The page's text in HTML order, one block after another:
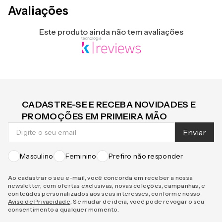
Avaliações
Este produto ainda não tem avaliações
CADASTRE-SE E RECEBA NOVIDADES E
PROMOÇÕES EM PRIMEIRA MÃO
Enviar
Masculino Feminino Prefiro não responder
Ao cadastrar o seu e-mail, você concorda em receber a nossa
newsletter, com ofertas exclusivas, novas coleções, campanhas, e
conteúdos personalizados aos seus interesses, conforme nosso
Aviso de Privacidade . Se mudar de ideia, você pode revogar o seu
consentimento a qualquer momento.